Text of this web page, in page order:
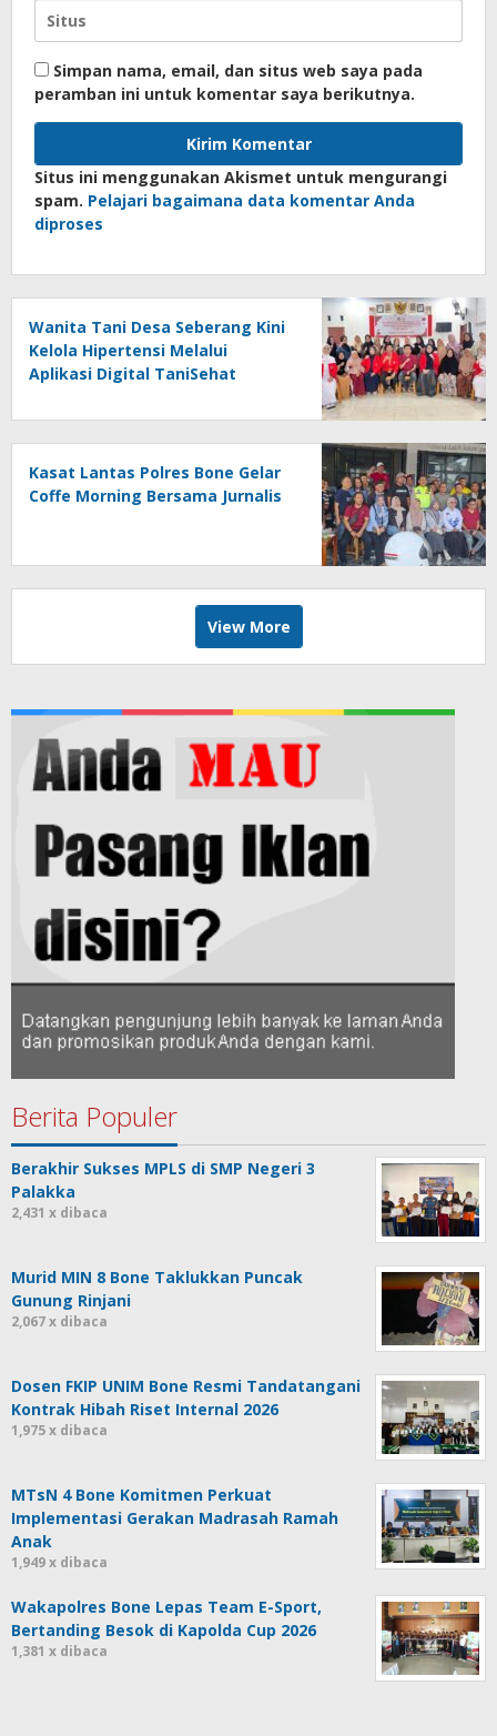
Simpan nama, email, dan situs web saya pada
peramban ini untuk komentar saya berikutnya.
Situs ini menggunakan Akismet untuk mengurangi
spam. Pelajari bagaimana data komentar Anda
diproses
Wanita Tani Desa Seberang Kini
Kelola Hipertensi Melalui
Aplikasi Digital TaniSehat
Kasat Lantas Polres Bone Gelar
Coffe Morning Bersama Jurnalis
View More
Berita Populer
Berakhir Sukses MPLS di SMP Negeri 3
Palakka
2,431 x dibaca
Murid MIN 8 Bone Taklukkan Puncak
Gunung Rinjani
2,067 x dibaca
Dosen FKIP UNIM Bone Resmi Tandatangani
Kontrak Hibah Riset Internal 2026
1,975 x dibaca
MTsN 4 Bone Komitmen Perkuat
Implementasi Gerakan Madrasah Ramah
Anak
1,949 x dibaca
Wakapolres Bone Lepas Team E-Sport,
Bertanding Besok di Kapolda Cup 2026
1,381 x dibaca